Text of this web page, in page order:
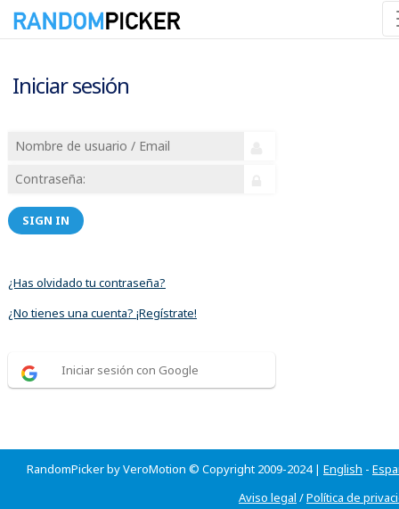
Iniciar sesión
SIGN IN
¿Has olvidado tu contraseña?
¿No tienes una cuenta? ¡Regístrate!
Iniciar sesión con Google
RandomPicker by VeroMotion © Copyright 2009-2024 | English -
Aviso legal /Política de